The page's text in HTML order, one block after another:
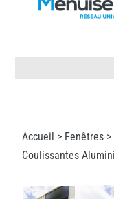
Accueil > Fenêtres >
Coulissantes